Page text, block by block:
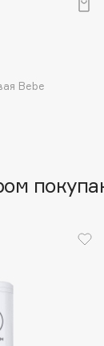
Bebe